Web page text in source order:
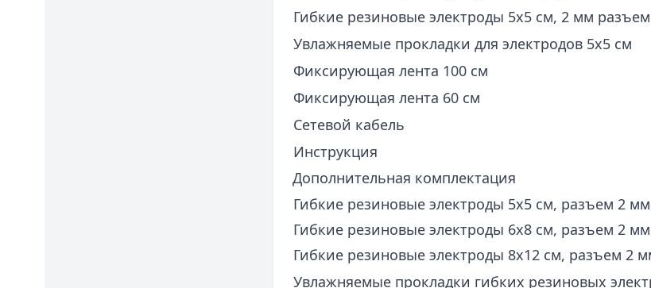
Гибкие резиновые электроды 5х5 см, 2 мм разъем
Увлажняемые прокладки для электродов 5х5 см
Фиксирующая лента 100 см
Фиксирующая лента 60 см
Сетевой кабель
Инструкция
Дополнительная комплектация
Гибкие резиновые электроды 5х5 см, разъем 2
Гибкие резиновые электроды 6х8 см, разъем 2
Гибкие резиновые электроды 8х12 см, разъем 2
Увлажняемые прокладки гибких резиновых